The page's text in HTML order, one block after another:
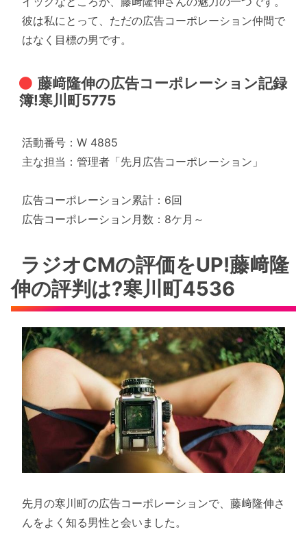
彼は私にとって、ただの広告コーポレーション仲間で
はなく目標の男です。
藤﨑隆伸の広告コーポレーション記録
簿!寒川町5775
活動番号：W 4885
主な担当：管理者「先月広告コーポレーション」
広告コーポレーション累計：6回
広告コーポレーション月数：8ケ月～
ラジオCMの評価をUP!藤﨑隆
伸の評判は?寒川町4536
先月の寒川町の広告コーポレーションで、藤﨑隆伸さ
んをよく知る男性と会いました。